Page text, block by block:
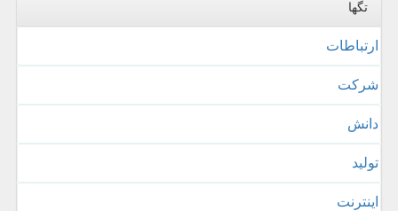
تگها
ارتباطات
شركت
دانش
تولید
اینترنت